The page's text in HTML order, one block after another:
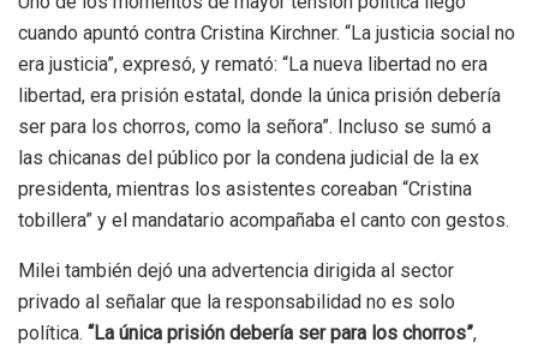
cuando apuntó contra Cristina Kirchner. “La justicia social no
era justicia”, expresó, y remató: “La nueva libertad no era
libertad, era prisión estatal, donde la única prisión debería
ser para los chorros, como la señora”. Incluso se sumó a
las chicanas del público por la condena judicial de la ex
presidenta, mientras los asistentes coreaban “Cristina
tobillera” y el mandatario acompañaba el canto con gestos.
Milei también dejó una advertencia dirigida al sector
privado al señalar que la responsabilidad no es solo
política. “La única prisión debería ser para los chorros”,